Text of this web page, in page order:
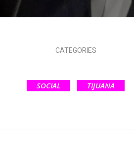
CATEGORIES
SOCIAL TIJUANA